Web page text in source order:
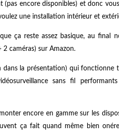
(pas encore disponibles) et donc
une installation intérieur et
ça reste assez basique, au final
2 caméras) sur Amazon.
la présentation) qui fonctionne
sans fil
encore en gamme sur les
ça fait quand même bien